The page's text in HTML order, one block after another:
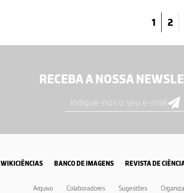
1 2
RECEBA A NOSSA
WIKICIÊNCIAS BANCO DE IMAGENS REVISTA DE
Arquivo Colaboradores Sugestões